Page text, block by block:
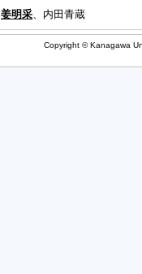
姜明采、内田青蔵
Copyright © Kanagawa